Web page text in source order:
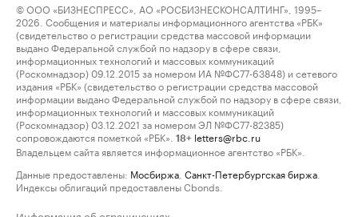
© ООО «БИЗНЕСПРЕСС», АО «РОСБИЗНЕСКОНСАЛТИНГ», 1995–
2026. Сообщения и материалы информационного агентства «РБК»
(свидетельство о регистрации средства массовой информации
выдано Федеральной службой по надзору в сфере связи,
информационных технологий и массовых коммуникаций
(Роскомнадзор) 09.12.2015 за номером ИА №ФС77-63848) и сетевого
издания «РБК» (свидетельство о регистрации средства массовой
информации выдано Федеральной службой по надзору в сфере связи,
информационных технологий и массовых коммуникаций
(Роскомнадзор) 03.12.2021 за номером ЭЛ №ФС77-82385)
сопровождаются пометкой «РБК».
18+ letters@rbc.ru
Владельцем сайта является информационное агентство «РБК».
Данные предоставлены: Мосбиржа Санкт-Петербургская биржа
Индексы облигаций предоставлены Cbonds.